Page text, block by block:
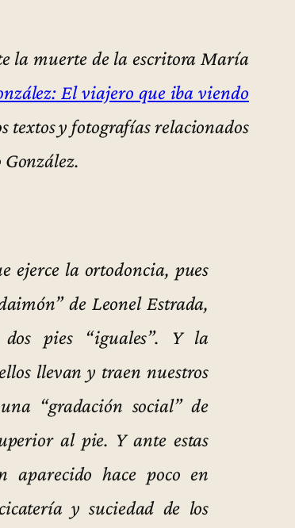
la muerte de la escritora María
El viajero que iba viendo
textos y fotografías relacionados
ejerce la ortodoncia, pues
de Leonel Estrada,
pies “iguales”. Y la
llevan y traen nuestros
“gradación social” de
al pie. Y ante estas
aparecido hace poco en
y suciedad de los